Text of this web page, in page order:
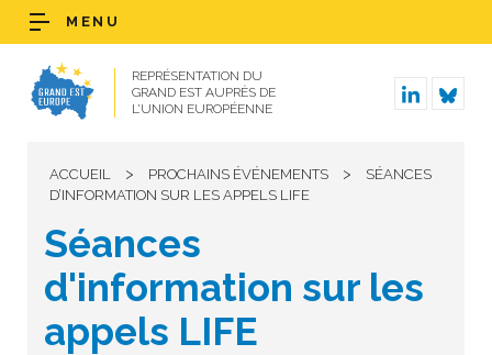
REPRÉSENTATION DU
GRAND EST AUPRÈS DE
L’UNION EUROPÉENNE
MENU
ACCUEIL > PROCHAINS ÉVÉNEMENTS >
SÉANCES
D’INFORMATION SUR LES APPELS LIFE
Séances
d'information sur les
appels LIFE